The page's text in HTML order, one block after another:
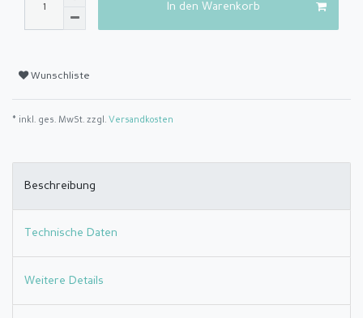
In den Warenkorb
Wunschliste
* inkl. ges. MwSt. zzgl. Versandkosten
Beschreibung
Technische Daten
Weitere Details